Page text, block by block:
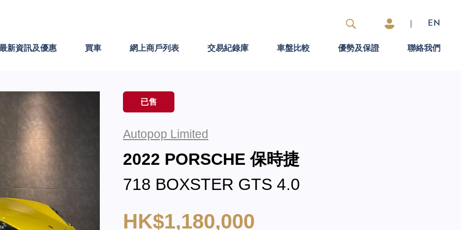
EN
新資訊及優惠 買車 網上商戶列表 交易紀錄庫 車盤比較 優勢及保證 聯絡我們
已售
Autopop Limited
2022 PORSCHE 保時捷
718 BOXSTER GTS 4.0
HK$1,180,000